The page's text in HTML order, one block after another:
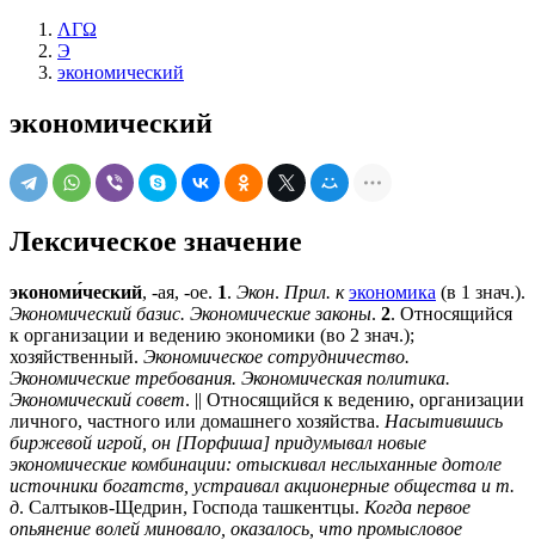
ΛΓΩ
Э
экономический
экономический
Лексическое значение
экономи́ческий, -ая, -ое. 1. Экон. Прил. к экономика (в 1 знач.).
Экономический базис. Экономические законы. 2. Относящийся
к организации и ведению экономики (во 2 знач.);
хозяйственный. Экономическое сотрудничество.
Экономические требования. Экономическая политика.
Экономический совет. || Относящийся к ведению, организации
личного, частного или домашнего хозяйства. Насытившись
биржевой игрой, он [Порфиша] придумывал новые
экономические комбинации: отыскивал неслыханные дотоле
источники богатств, устраивал акционерные общества и т.
д. Салтыков-Щедрин, Господа ташкентцы. Когда первое
опьянение волей миновало, оказалось, что промысловое